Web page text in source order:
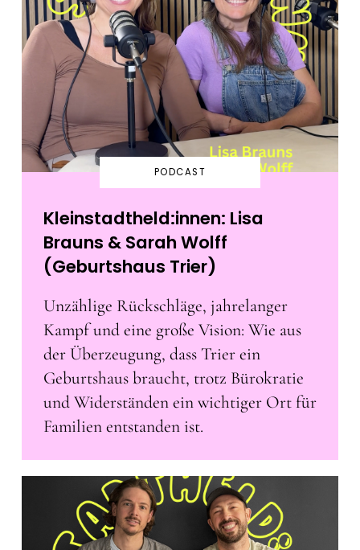
PODCAST
Kleinstadtheld:innen: Lisa
Brauns & Sarah Wolff
(Geburtshaus Trier)
Unzählige Rückschläge, jahrelanger
Kampf und eine große Vision: Wie aus
der Überzeugung, dass Trier ein
Geburtshaus braucht, trotz Bürokratie
und Widerständen ein wichtiger Ort für
Familien entstanden ist.